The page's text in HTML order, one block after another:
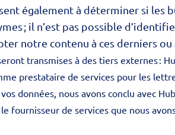
également à déterminer si les
; il n’est pas possible
notre contenu à ces derniers
transmises à des tiers externes :
prestataire de services pour les
données, nous avons conclu avec
fournisseur de services que nous